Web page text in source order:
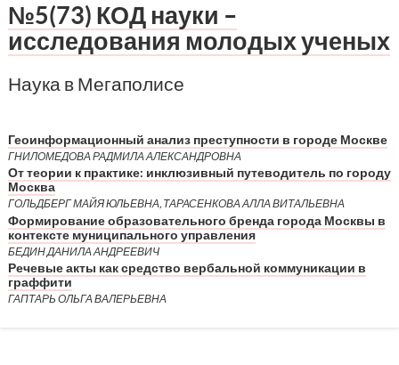
№5(73) КОД науки –
исследования молодых ученых
Наука в Мегаполисе
Геоинформационный анализ преступности в городе Москве
ГНИЛОМЕДОВА РАДМИЛА АЛЕКСАНДРОВНА
От теории к практике: инклюзивный путеводитель по городу
Москва
ГОЛЬДБЕРГ МАЙЯ ЮЛЬЕВНА, ТАРАСЕНКОВА АЛЛА ВИТАЛЬЕВНА
Формирование образовательного бренда города Москвы в
контексте муниципального управления
БЕДИН ДАНИЛА АНДРЕЕВИЧ
Речевые акты как средство вербальной коммуникации в
граффити
ГАПТАРЬ ОЛЬГА ВАЛЕРЬЕВНА